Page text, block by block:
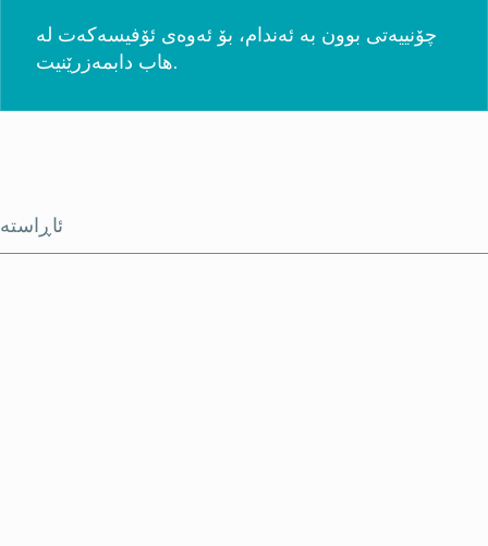
چۆنییەتی بوون بە ئەندام، بۆ ئەوەی ئۆفیسەکەت لە
هاب دابمەزرێنیت.